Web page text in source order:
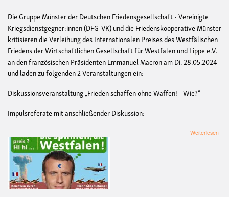
Die Gruppe Münster der Deutschen Friedensgesellschaft - Vereinigte
Kriegsdienstgegner:innen (DFG-VK) und die Friedenskooperative Münster
kritisieren die Verleihung des Internationalen Preises des Westfälischen
Friedens der Wirtschaftlichen Gesellschaft für Westfalen und Lippe e.V.
an den französischen Präsidenten Emmanuel Macron am Di. 28.05.2024
und laden zu folgenden 2 Veranstaltungen ein:
Diskussionsveranstaltung „Frieden schaffen ohne Waffen! - Wie?“
Impulsreferate mit anschließender Diskussion:
Weiterlesen